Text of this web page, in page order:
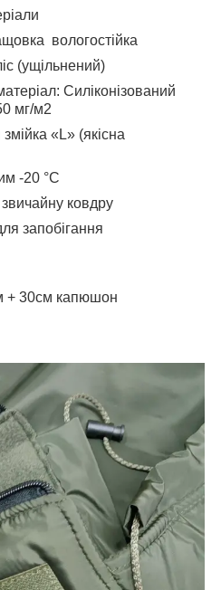
вологостійка
(ущільнений)
Силіконізований
мг/м2
«L» (якісна
-20 °C
ковдру
запобігання
+ 30см капюшон